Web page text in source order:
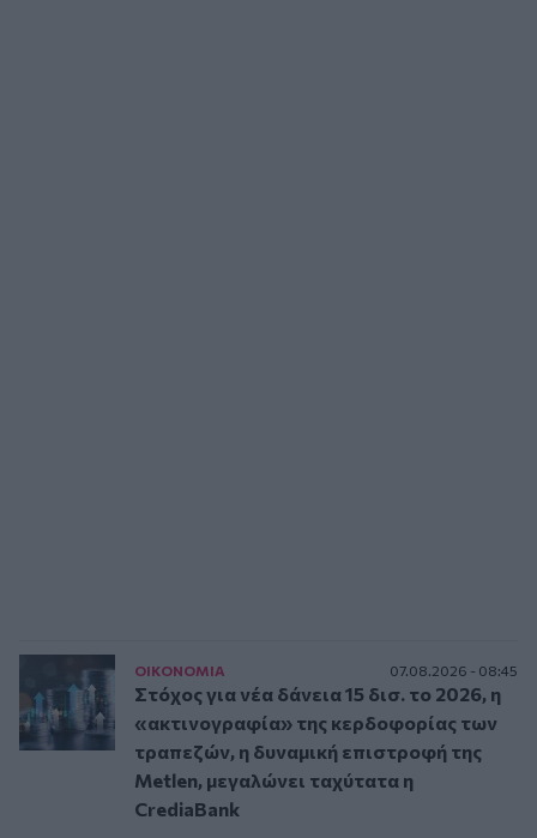
ΟΙΚΟΝΟΜΙΑ 07.08.2026 - 08:45
Στόχος για νέα δάνεια 15 δισ. το 2026, η
«ακτινογραφία» της κερδοφορίας των
τραπεζών, η δυναμική επιστροφή της
Metlen, μεγαλώνει ταχύτατα η
CrediaBank